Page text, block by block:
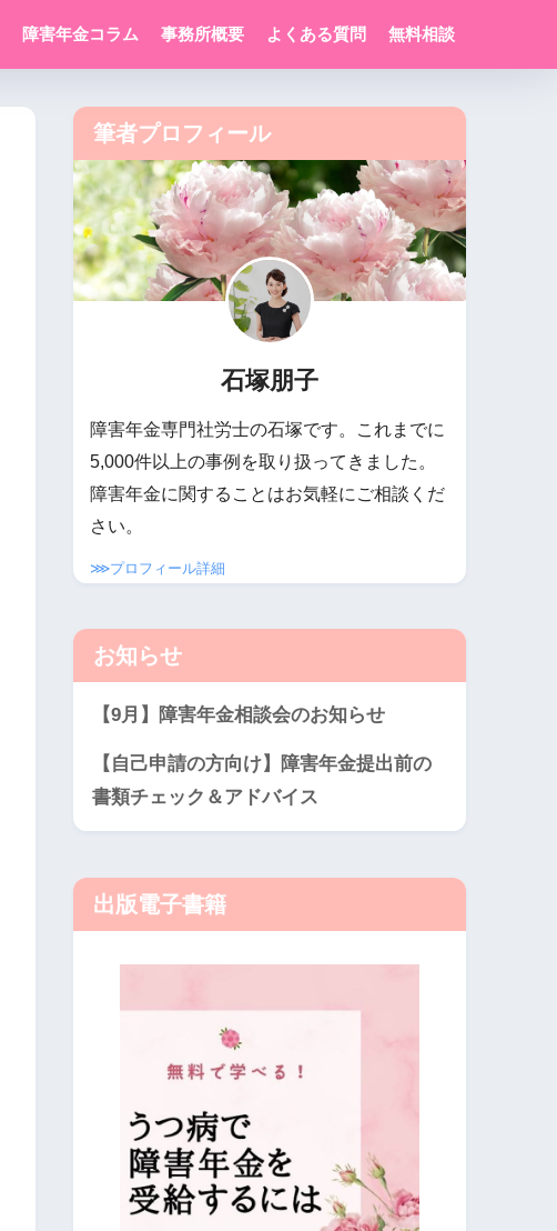
障害年金コラム 事務所概要 よくある質問 無料相談
筆者プロフィール
石塚朋子
障害年金専門社労士の石塚です。これまでに
5,000件以上の事例を取り扱ってきました。
障害年金に関することはお気軽にご相談くだ
さい。
⋙プロフィール詳細
お知らせ
【9月】障害年金相談会のお知らせ
【自己申請の方向け】障害年金提出前の
書類チェック＆アドバイス
出版電子書籍